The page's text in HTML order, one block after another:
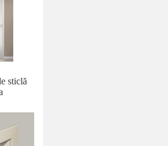
sticlă